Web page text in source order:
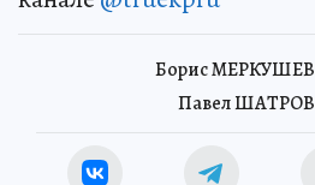
Борис МЕРКУШЕВ
Павел ШАТРОВ